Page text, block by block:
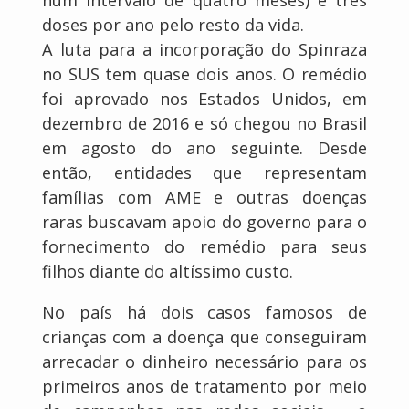
doses por ano pelo resto da vida.
A luta para a incorporação do Spinraza
no SUS tem quase dois anos. O remédio
foi aprovado nos Estados Unidos, em
dezembro de 2016 e só chegou no Brasil
em agosto do ano seguinte. Desde
então, entidades que representam
famílias com AME e outras doenças
raras buscavam apoio do governo para o
fornecimento do remédio para seus
filhos diante do altíssimo custo.
No país há dois casos famosos de
crianças com a doença que conseguiram
arrecadar o dinheiro necessário para os
primeiros anos de tratamento por meio